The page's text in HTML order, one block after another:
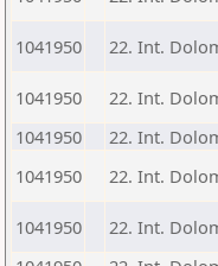
1041950 22. Int.
1041950 22. Int.
1041950
22. Int.
1041950
22. Int.
1041950 22. Int.